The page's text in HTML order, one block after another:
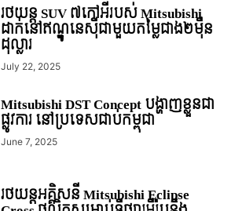
រថយន្ដ SUV ៧កៅអីរបស់ Mitsubishi
ដាក់នៅឥណ្ឌូនេស៊ីជាមួយតម្លៃជាង២មុឺន
ដុល្លារ
July 22, 2025
Mitsubishi DST Concept បង្ហាញខ្លួនជា
ផ្លូវការ នៅប្រទេសជាប់កម្ពុជា
June 7, 2025
រថយន្ដអគ្គិសនី Mitsubishi Eclipse